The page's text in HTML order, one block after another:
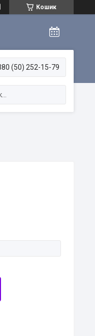
Кошик
(50) 252-15-79